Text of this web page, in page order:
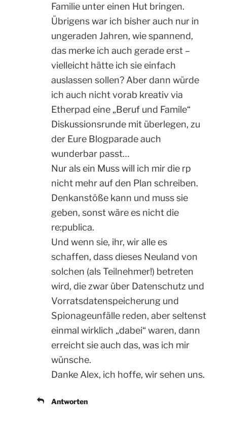
Familie unter einen Hut bringen.
Übrigens war ich bisher auch nur in
ungeraden Jahren, wie spannend,
das merke ich auch gerade erst –
vielleicht hätte ich sie einfach
auslassen sollen? Aber dann würde
ich auch nicht vorab kreativ via
Etherpad eine „Beruf und Famile“
Diskussionsrunde mit überlegen, zu
der Eure Blogparade auch
wunderbar passt…
Nur als ein Muss will ich mir die rp
nicht mehr auf den Plan schreiben.
Denkanstöße kann und muss sie
geben, sonst wäre es nicht die
re:publica.
Und wenn sie, ihr, wir alle es
schaffen, dass dieses Neuland von
solchen (als Teilnehmer!) betreten
wird, die zwar über Datenschutz und
Vorratsdatenspeicherung und
Spionageunfälle reden, aber seltenst
einmal wirklich „dabei“ waren, dann
erreicht sie auch das, was ich mir
wünsche.
Danke Alex, ich hoffe, wir sehen uns.
Antworten